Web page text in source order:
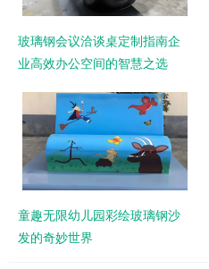
玻璃钢会议洽谈桌定制指南企
业高效办公空间的智慧之选
童趣无限幼儿园彩绘玻璃钢沙
发的奇妙世界